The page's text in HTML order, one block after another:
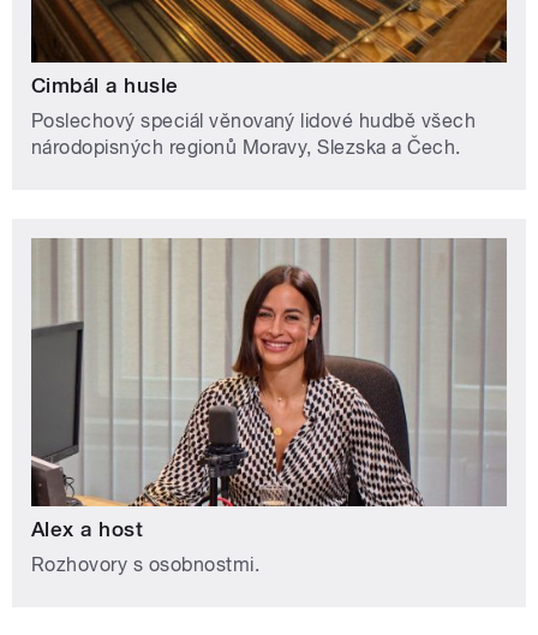
Cimbál a husle
Poslechový speciál věnovaný lidové hudbě všech
národopisných regionů Moravy, Slezska a Čech.
Alex a host
Rozhovory s osobnostmi.